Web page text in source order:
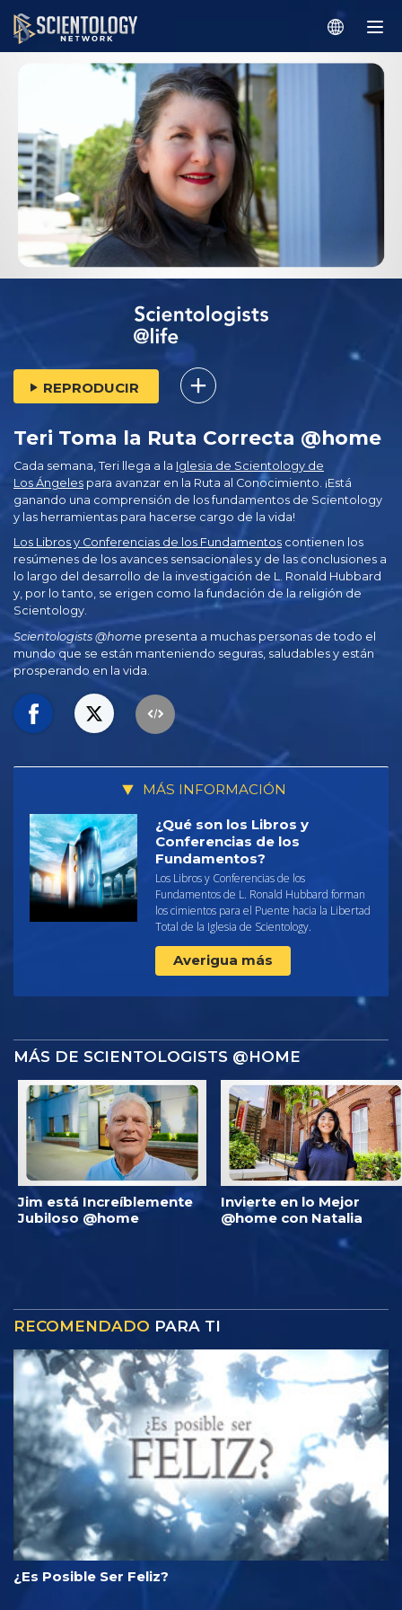
REPRODUCIR
Teri Toma la Ruta Correcta @home
Cada semana, Teri llega a la Iglesia de Scientology de
Los Ángeles para avanzar en la Ruta al Conocimiento. ¡Está
ganando una comprensión de los fundamentos de Scientology
y las herramientas para hacerse cargo de la vida!
Los Libros y Conferencias de los Fundamentos contienen los
resúmenes de los avances sensacionales y de las conclusiones a
lo largo del desarrollo de la investigación de L. Ronald Hubbard
y, por lo tanto, se erigen como la fundación de la religión de
Scientology.
Scientologists @home presenta a muchas personas de todo el
mundo que se están manteniendo seguras, saludables y están
prosperando en la vida.
MÁS INFORMACIÓN
¿Qué son los Libros y
Conferencias de los
Fundamentos?
Los Libros y Conferencias de los
Fundamentos de L. Ronald Hubbard forman
los cimientos para el Puente hacia la Libertad
Total de la Iglesia de Scientology.
Averigua más
MÁS DE SCIENTOLOGISTS @HOME
Jim está Increíblemente
Jubiloso @home
Invierte en lo Mejor
@home con Natalia
RECOMENDADO PARA TI
¿Es Posible Ser Feliz?